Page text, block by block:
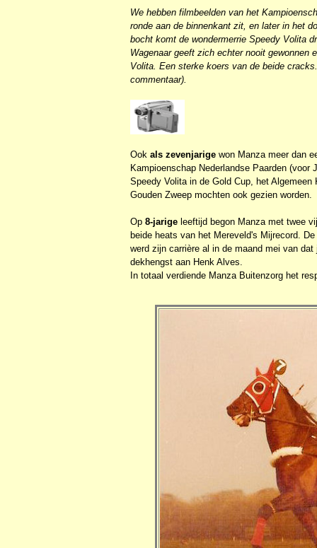
We hebben filmbeelden van het
ronde aan de binnenkant zit, en later in het
bocht komt de wondermerrie Speedy Volita
Wagenaar geeft zich echter nooit
Volita. Een sterke koers van de beide
commentaar).
Ook als zevenjarige won Manza meer dan
Kampioenschap Nederlandse Paarden
Speedy Volita in de Gold Cup, het
Gouden Zweep mochten ook gezien worden.
Op 8-jarige leeftijd begon Manza met twee
beide heats van het Mereveld's Mijrecord.
werd zijn carrière al in de maand mei van
dekhengst aan Henk Alves.
In totaal verdiende Manza Buitenzorg het